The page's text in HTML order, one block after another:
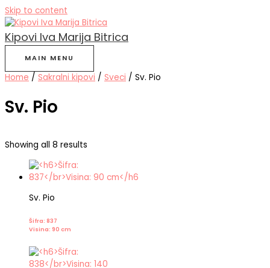
Skip to content
Kipovi Iva Marija Bitrica
MAIN MENU
Home / Sakralni kipovi / Sveci / Sv. Pio
Sv. Pio
Showing all 8 results
Sv. Pio
Šifra: 837
Visina: 90 cm